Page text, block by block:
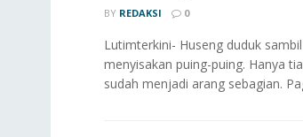
BY REDAKSI 0
Lutimterkini- Huseng duduk
menyisakan puing-puing. Hanya
sudah menjadi arang sebagian.